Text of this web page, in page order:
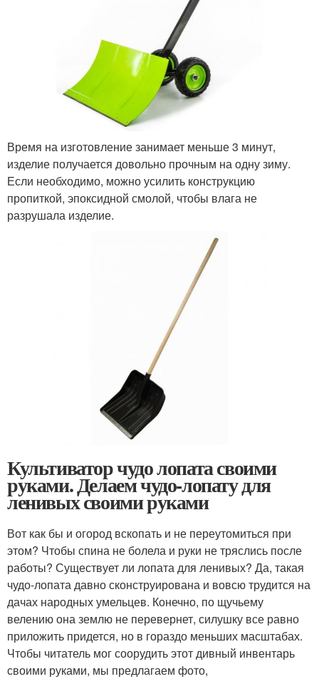
Время на изготовление занимает меньше 3 минут,
изделие получается довольно прочным на одну зиму.
Если необходимо, можно усилить конструкцию
пропиткой, эпоксидной смолой, чтобы влага не
разрушала изделие.
Культиватор чудо лопата своими
руками. Делаем чудо-лопату для
ленивых своими руками
Вот как бы и огород вскопать и не переутомиться при
этом? Чтобы спина не болела и руки не тряслись после
работы? Существует ли лопата для ленивых? Да, такая
чудо-лопата давно сконструирована и вовсю трудится на
дачах народных умельцев. Конечно, по щучьему
велению она землю не перевернет, силушку все равно
приложить придется, но в гораздо меньших масштабах.
Чтобы читатель мог соорудить этот дивный инвентарь
своими руками, мы предлагаем фото,